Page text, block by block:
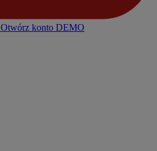
Otwórz konto DEMO